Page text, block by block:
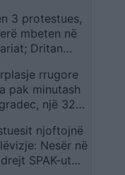
3 protestues,
mbeten në
Dritan
dhe
shoqërimi
rrugore
pak minutash
një 32-
njoftojnë
Nesër në
SPAK-ut